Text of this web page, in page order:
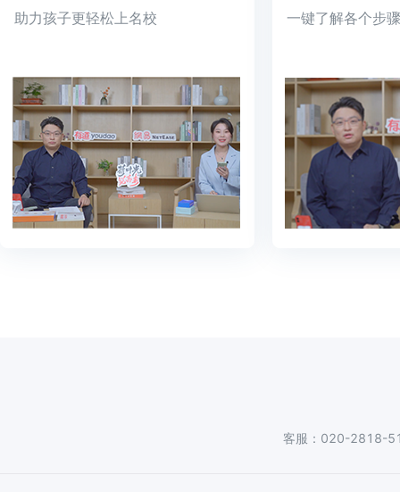
助力孩子更轻松上名校 一键了解各个步骤
客服：020-2818-